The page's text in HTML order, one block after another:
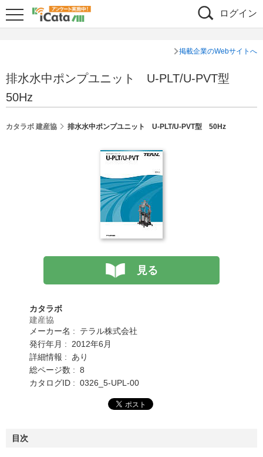
ログイン
掲載企業のWebサイトへ
排水水中ポンプユニット U-PLT/U-PVT型
50Hz
カタラボ 建産協 排水水中ポンプユニット U-PLT/U-PVT型 50Hz
見る
カタラボ
建産協
メーカー名 : テラル株式会社
発行年月 : 2012年6月
詳細情報 : あり
総ページ数 : 8
カタログID : 0326_5-UPL-00
目次